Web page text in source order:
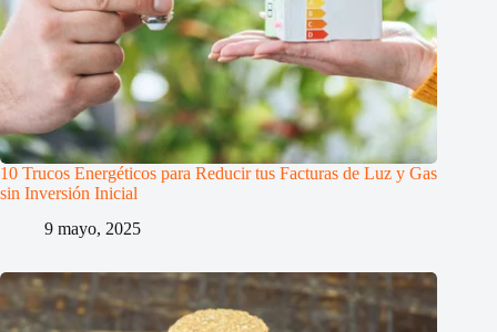
10 Trucos Energéticos para Reducir tus Facturas de Luz y Gas
sin Inversión Inicial
9 mayo, 2025